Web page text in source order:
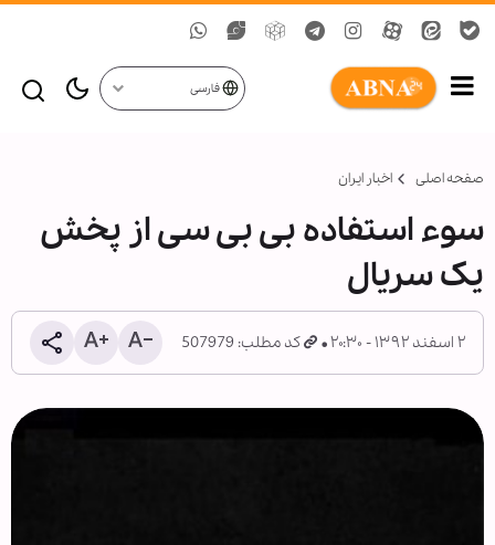
فارسی
صفحه اصلی اخبار ایران
سوء استفاده بی بی سی از پخش
یک سریال
۲ اسفند ۱۳۹۲ - ۲۰:۳۰ کد مطلب: 507979